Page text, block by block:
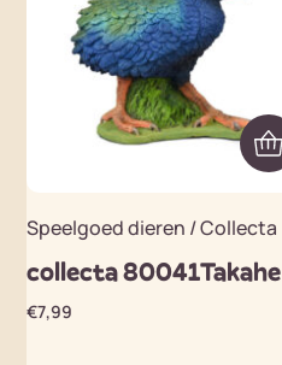
Speelgoed dieren / Collecta
collecta 80041Takahe
€7,99